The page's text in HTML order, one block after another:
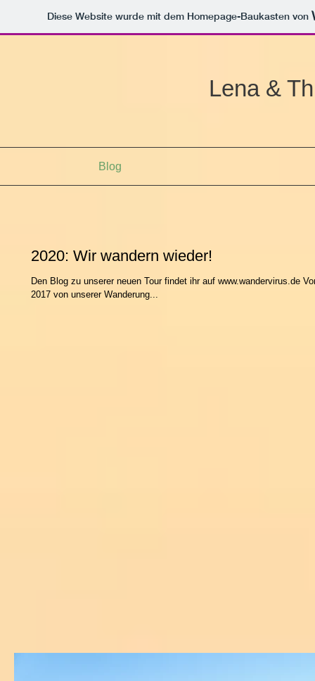
Diese Website wurde mit dem Homepage-Baukasten von
Lena &
Blog
2020: Wir wandern wieder!
Den Blog zu unserer neuen Tour findet ihr auf www.wandervirus.de
2017 von unserer Wanderung...